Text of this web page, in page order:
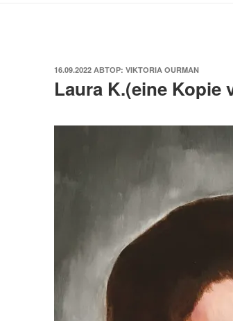
ОПУБЛИКОВАНО
16.09.2022 АВТОР: VIKTORIA OURMAN
Laura K.(eine Kopie